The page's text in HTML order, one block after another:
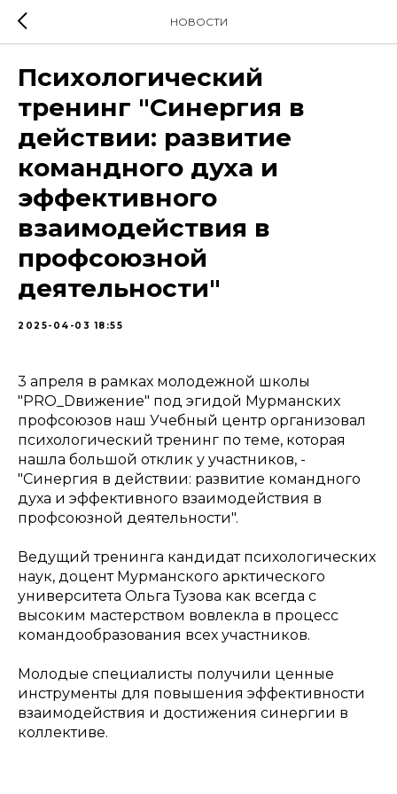
НОВОСТИ
Психологический
тренинг "Синергия в
действии: развитие
командного духа и
эффективного
взаимодействия в
профсоюзной
деятельности"
2025-04-03 18:55
3 апреля в рамках молодежной школы
"PRO_Dвижение" под эгидой Мурманских
профсоюзов наш Учебный центр организовал
психологический тренинг по теме, которая
нашла большой отклик у участников, -
"Синергия в действии: развитие командного
духа и эффективного взаимодействия в
профсоюзной деятельности".
Ведущий тренинга кандидат психологических
наук, доцент Мурманского арктического
университета Ольга Тузова как всегда с
высоким мастерством вовлекла в процесс
командообразования всех участников.
Молодые специалисты получили ценные
инструменты для повышения эффективности
взаимодействия и достижения синергии в
коллективе.